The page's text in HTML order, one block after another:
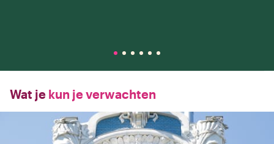
Wat je kun je verwachten